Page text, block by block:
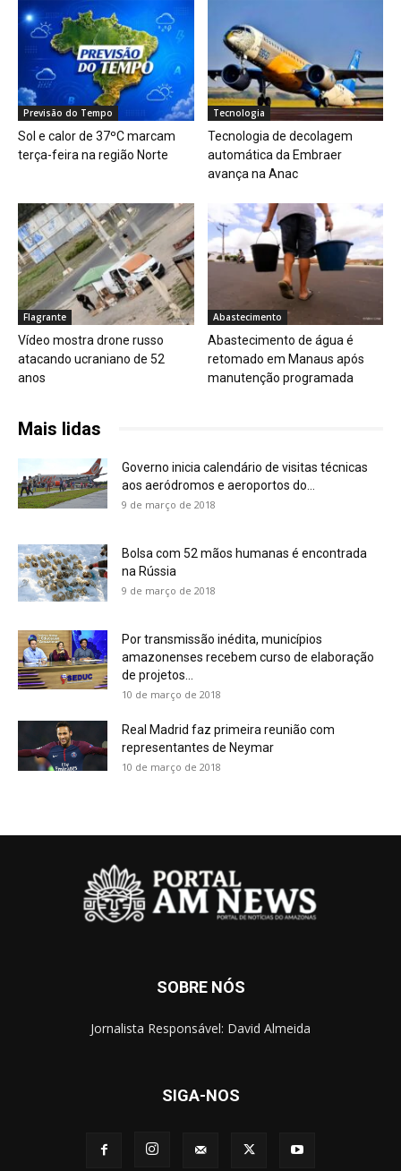
Previsão do Tempo
Sol e calor de 37ºC marcam
terça-feira na região Norte
Tecnologia
Tecnologia de decolagem
automática da Embraer
avança na Anac
Flagrante
Vídeo mostra drone russo
atacando ucraniano de 52
anos
Abastecimento
Abastecimento de água é
retomado em Manaus após
manutenção programada
Mais lidas
Governo inicia calendário de visitas técnicas
aos aeródromos e aeroportos do...
9 de março de 2018
Bolsa com 52 mãos humanas é encontrada
na Rússia
9 de março de 2018
Por transmissão inédita, municípios
amazonenses recebem curso de elaboração
de projetos...
10 de março de 2018
Real Madrid faz primeira reunião com
representantes de Neymar
10 de março de 2018
SOBRE NÓS
Jornalista Responsável: David Almeida
SIGA-NOS